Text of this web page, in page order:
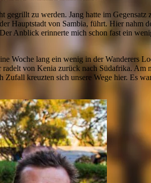
zu werden. Jang hatte im
Hauptstadt von Sambia, führt. Hier nahm
Anblick erinnerte mich schon fast ein
Woche lang ein wenig in der Wanderers
von Kenia zurück nach Südafrika.
kreuzten sich unsere Wege hier. Es